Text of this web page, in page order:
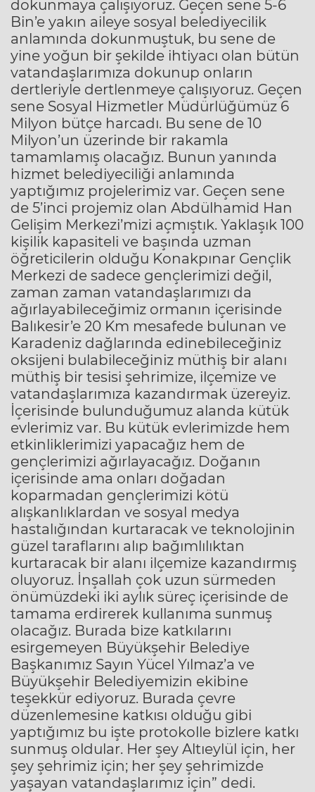
dokunmaya çalışıyoruz. Geçen sene 5-6
Bin’e yakın aileye sosyal belediyecilik
anlamında dokunmuştuk, bu sene de
yine yoğun bir şekilde ihtiyacı olan bütün
vatandaşlarımıza dokunup onların
dertleriyle dertlenmeye çalışıyoruz. Geçen
sene Sosyal Hizmetler Müdürlüğümüz 6
Milyon bütçe harcadı. Bu sene de 10
Milyon’un üzerinde bir rakamla
tamamlamış olacağız. Bunun yanında
hizmet belediyeciliği anlamında
yaptığımız projelerimiz var. Geçen sene
de 5’inci projemiz olan Abdülhamid Han
Gelişim Merkezi’mizi açmıştık. Yaklaşık 100
kişilik kapasiteli ve başında uzman
öğreticilerin olduğu Konakpınar Gençlik
Merkezi de sadece gençlerimizi değil,
zaman zaman vatandaşlarımızı da
ağırlayabileceğimiz ormanın içerisinde
Balıkesir’e 20 Km mesafede bulunan ve
Karadeniz dağlarında edinebileceğiniz
oksijeni bulabileceğiniz müthiş bir alanı
müthiş bir tesisi şehrimize, ilçemize ve
vatandaşlarımıza kazandırmak üzereyiz.
İçerisinde bulunduğumuz alanda kütük
evlerimiz var. Bu kütük evlerimizde hem
etkinliklerimizi yapacağız hem de
gençlerimizi ağırlayacağız. Doğanın
içerisinde ama onları doğadan
koparmadan gençlerimizi kötü
alışkanlıklardan ve sosyal medya
hastalığından kurtaracak ve teknolojinin
güzel taraflarını alıp bağımlılıktan
kurtaracak bir alanı ilçemize kazandırmış
oluyoruz. İnşallah çok uzun sürmeden
önümüzdeki iki aylık süreç içerisinde de
tamama erdirerek kullanıma sunmuş
olacağız. Burada bize katkılarını
esirgemeyen Büyükşehir Belediye
Başkanımız Sayın Yücel Yılmaz’a ve
Büyükşehir Belediyemizin ekibine
teşekkür ediyoruz. Burada çevre
düzenlemesine katkısı olduğu gibi
yaptığımız bu işte protokolle bizlere katkı
sunmuş oldular. Her şey Altıeylül için, her
şey şehrimiz için; her şey şehrimizde
yaşayan vatandaşlarımız için” dedi.